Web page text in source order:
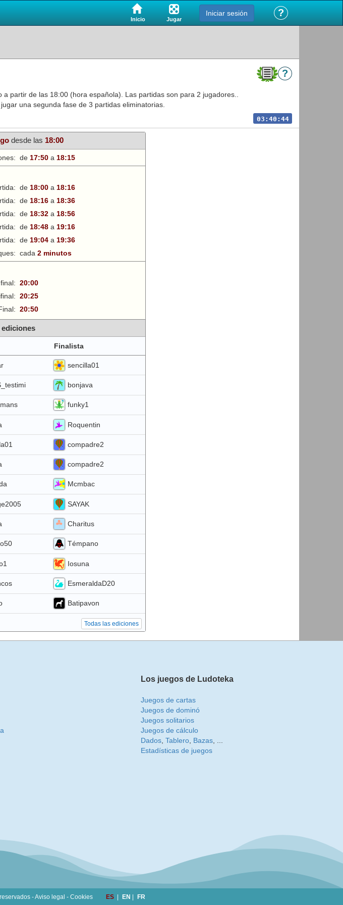
Inicio Jugar
Iniciar sesión ?
a partir de las 18:00 (hora española). Las partidas son para 2 jugadores..
una segunda fase de 3 partidas eliminatorias.
?
03:40:44
desde las 18:00
de 17:50 a 18:15
de 18:00 a 18:16
de 18:16 a 18:36
de 18:32 a 18:56
de 18:48 a 19:16
de 19:04 a 19:36
cada 2 minutos
20:00
20:25
20:50
Finalista
sencilla01
bonjava
funky1
Roquentin
compadre2
compadre2
Mcmbac
SAYAK
Charitus
Témpano
Iosuna
EsmeraldaD20
Batipavon
Todas las ediciones
Los juegos de Ludoteka
Juegos de cartas
Juegos de dominó
Juegos solitarios
Juegos de cálculo
Dados, Tablero, Bazas, ...
Estadísticas de juegos
-Aviso legal - Cookies ES EN FR